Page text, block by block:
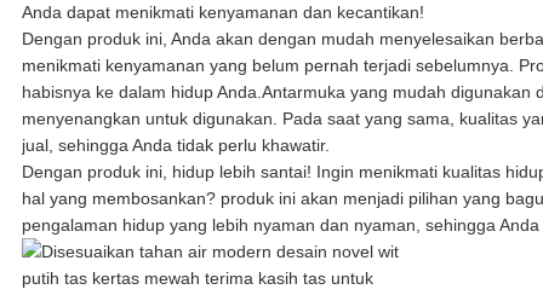
SITEMAP
KEBIJAKAN
PRIVASI
Anda dapat menikmati kenyamanan dan kecantikan!
Dengan produk ini, Anda akan dengan mudah menyelesaikan
menikmati kenyamanan yang belum pernah terjadi sebelumnya.
habisnya ke dalam hidup Anda.Antarmuka yang mudah
menyenangkan untuk digunakan. Pada saat yang sama, kualitas
jual, sehingga Anda tidak perlu khawatir.
Dengan produk ini, hidup lebih santai! Ingin menikmati kualitas
hal yang membosankan? produk ini akan menjadi pilihan yang
pengalaman hidup yang lebih nyaman dan nyaman, sehingga